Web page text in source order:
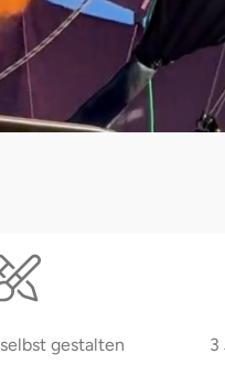
gestalten 3